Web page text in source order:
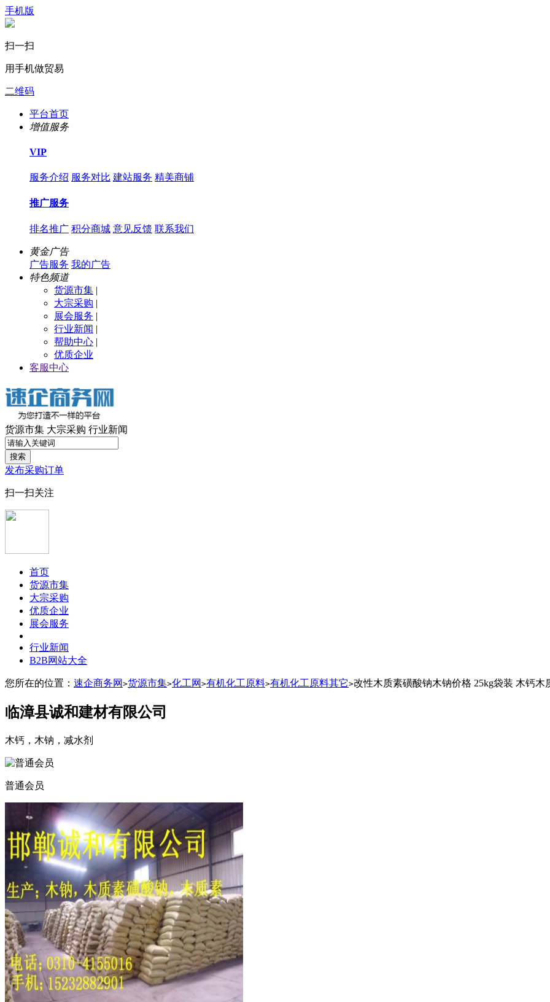
手机版
扫一扫
用手机做贸易
二维码
平台首页
增值服务
VIP
服务介绍 服务对比 建站服务 精美商铺
推广服务
排名推广 积分商城 意见反馈 联系我们
黄金广告
广告服务 我的广告
特色频道
货源市集 |
大宗采购 |
展会服务 |
行业新闻 |
帮助中心 |
优质企业
客服中心
货源市集 大宗采购 行业新闻
搜索
发布采购订单
扫一扫关注
首页
货源市集
大宗采购
优质企业
展会服务
行业新闻
B2B网站大全
您所在的位置： 速企商务网 >货源市集>化工网 >有机化工原料>有机化工原料其它>改性木质素磺酸钠木钠价格 25kg袋装 木钙木
临漳县诚和建材有限公司
木钙，木钠，减水剂
普通会员